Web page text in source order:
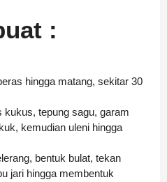
:
hingga matang, sekitar 30
kukus, tepung sagu, garam
kemudian uleni hingga
bentuk bulat, tekan
jari hingga membentuk